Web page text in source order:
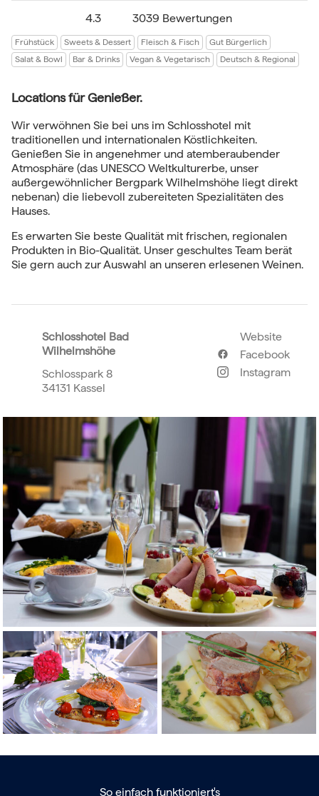
4.3 3039 Bewertungen
Frühstück Sweets & Dessert Fleisch & Fisch
Gut Bürgerlich
Salat & Bowl
Bar & Drinks Vegan & Vegetarisch Deutsch & Regional
Locations für Genießer.
Wir verwöhnen Sie bei uns im Schlosshotel mit
traditionellen und internationalen Köstlichkeiten.
Genießen Sie in angenehmer und atemberaubender
Atmosphäre (das UNESCO Weltkulturerbe, unser
außergewöhnlicher Bergpark Wilhelmshöhe liegt direkt
nebenan) die liebevoll zubereiteten Spezialitäten des
Hauses.
Es erwarten Sie beste Qualität mit frischen, regionalen
Produkten in Bio-Qualität. Unser geschultes Team berät
Sie gern auch zur Auswahl an unseren erlesenen Weinen.
Schlosshotel Bad
Wilhelmshöhe
Schlosspark 8
34131 Kassel
Website
Facebook
Instagram
So einfach funktioniert's